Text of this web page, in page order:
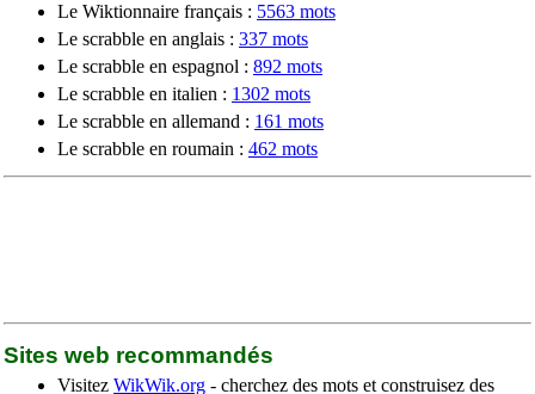
Le Wiktionnaire français : 5563 mots
Le scrabble en anglais : 337 mots
Le scrabble en espagnol : 892 mots
Le scrabble en italien : 1302 mots
Le scrabble en allemand : 161 mots
Le scrabble en roumain : 462 mots
Sites web recommandés
Visitez WikWik.org - cherchez des mots et construisez des